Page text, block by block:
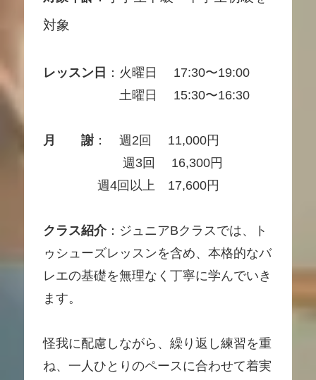
対象
レッスン日 ：火曜日 17:30〜19:00
土曜日 15:30〜16:30
月 謝： 週2回 11,000円
週3回 16,300円
週4回以上 17,600円
クラス紹介：ジュニアBクラスでは、ト
ゥシューズレッスンを含め、本格的なバ
レエの基礎を無理なく丁寧に学んでいき
ます。
怪我に配慮しながら、繰り返し練習を重
ね、一人ひとりのペースに合わせて着実